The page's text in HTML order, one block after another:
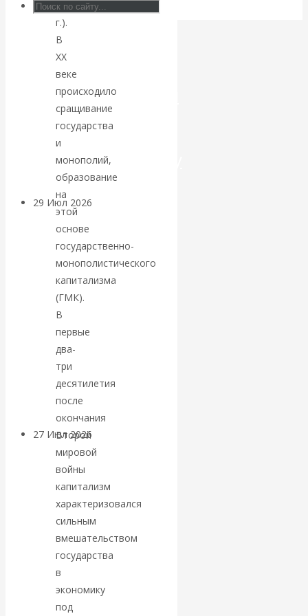
Искусственный
интеллект —
революционный
переход к
посткапитализму
29 Июл 2026
финансовая олигархия
Валентин
Катасонов.
«Мировые
ростовщики»:
вчера и сегодня
27 Июл 2026
валютная система
Валентин
КАтасонов.
«МЕТОД
ОТМЫВАНИЯ
(1916
г.).
В
ХХ
веке
происходило
сращивание
государства
и
монополий,
образование
на
этой
основе
государственно-
монополистического
капитализма
(ГМК).
В
первые
два-
три
десятилетия
после
окончания
Второй
мировой
войны
капитализм
характеризовался
сильным
вмешательством
государства
в
экономику
под